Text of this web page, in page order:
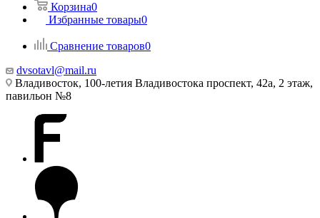
Корзина0
Избранные товары0
Сравнение товаров0
dvsotavl@mail.ru
Владивосток, 100-летия Владивостока проспект, 42а, 2 этаж,
павильон №8